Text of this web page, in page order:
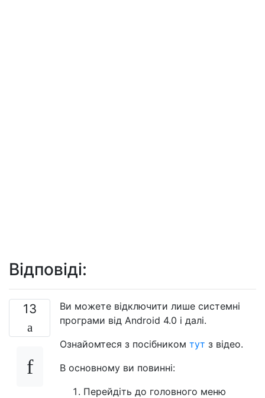
Відповіді:
13
Ви можете відключити лише системні
програми від Android 4.0 і далі.
Ознайомтеся з посібником тут з відео.
В основному ви повинні:
Перейдіть до головного меню